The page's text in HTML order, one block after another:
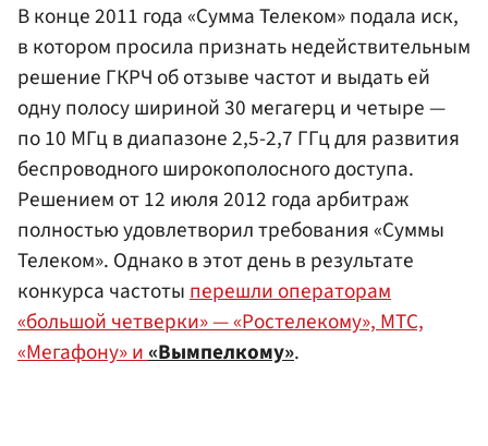
В конце 2011 года «Сумма Телеком» подала иск,
в котором просила признать недействительным
решение ГКРЧ об отзыве частот и выдать ей
одну полосу шириной 30 мегагерц и четыре —
по 10 МГц в диапазоне 2,5-2,7 ГГц для развития
беспроводного широкополосного доступа.
Решением от 12 июля 2012 года арбитраж
полностью удовлетворил требования «Суммы
Телеком». Однако в этот день в результате
конкурса частотыперешли операторам
«большой четверки» — «Ростелекому», МТС,
«Мегафону» и«Вымпелкому».